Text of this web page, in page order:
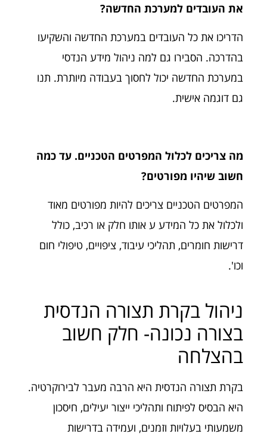
את העובדים למערכת החדשה?
הדריכו את כל העובדים במערכת החדשה והשקיעו
בהדרכה. הסבירו גם למה ניהול מידע הנדסי
במערכת החדשה יכול לחסוך בעבודה מיותרת. תנו
גם דוגמה אישית.
מה צריכים לכלול המפרטים הטכניים. עד כמה
חשוב שיהיו מפורטים?
המפרטים הטכניים צריכים להיות מפורטים מאוד
ולכלול את כל המידע ע אותו חלק או רכיב, כולל
דרישות חומרים, תהליכי עיבוד, ציפויים, טיפולי חום
וכו'.
ניהול בקרת תצורה הנדסית
בצורה נכונה- חלק חשוב
בהצלחה
בקרת תצורה הנדסית היא הרבה מעבר לבירוקרטיה.
היא הבסיס לפיתוח ותהליכי ייצור יעילים, חיסכון
משמעותי בעלויות וזמנים, ועמידה בדרישות